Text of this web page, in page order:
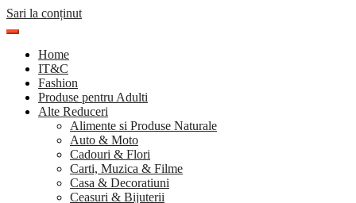
Sari la conținut
Home
IT&C
Fashion
Produse pentru Adulti
Alte Reduceri
Alimente si Produse Naturale
Auto & Moto
Cadouri & Flori
Carti, Muzica & Filme
Casa & Decoratiuni
Ceasuri & Bijuterii